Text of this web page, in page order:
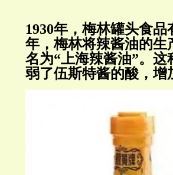
1930年，梅林罐头食
年，梅林将辣酱油的
名为“上海辣酱油”。
弱了伍斯特酱的酸，增